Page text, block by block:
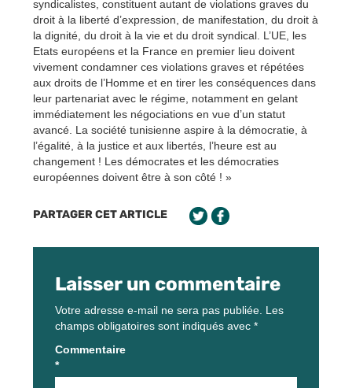
syndicalistes, constituent autant de violations graves du
droit à la liberté d’expression, de manifestation, du droit à
la dignité, du droit à la vie et du droit syndical. L’UE, les
Etats européens et la France en premier lieu doivent
vivement condamner ces violations graves et répétées
aux droits de l’Homme et en tirer les conséquences dans
leur partenariat avec le régime, notamment en gelant
immédiatement les négociations en vue d’un statut
avancé. La société tunisienne aspire à la démocratie, à
l’égalité, à la justice et aux libertés, l’heure est au
changement ! Les démocrates et les démocraties
européennes doivent être à son côté ! »
PARTAGER CET ARTICLE
Laisser un commentaire
Votre adresse e-mail ne sera pas publiée. Les
champs obligatoires sont indiqués avec *
Commentaire
*